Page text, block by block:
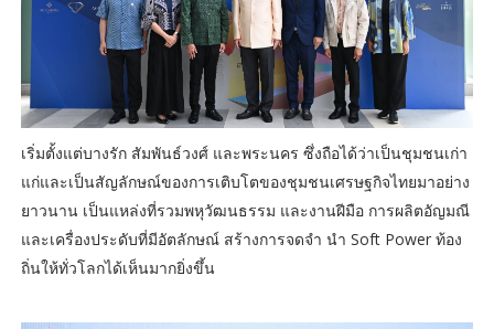
เริ่มตั้งแต่บางรัก สัมพันธ์วงศ์ และพระนคร ซึ่งถือได้ว่าเป็นชุมชนเก่า
แก่และเป็นสัญลักษณ์ของการเติบโตของชุมชนเศรษฐกิจไทยมาอย่าง
ยาวนาน เป็นแหล่งที่รวมพหุวัฒนธรรม และงานฝีมือ การผลิตอัญมณี
และเครื่องประดับที่มีอัตลักษณ์ สร้างการจดจำ นำ Soft Power ท้อง
ถิ่นให้ทั่วโลกได้เห็นมากยิ่งขึ้น